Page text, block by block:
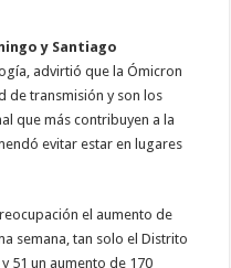
y Santiago
advirtió que la Ómicron
de transmisión y son los
que más contribuyen a la
evitar estar en lugares
el aumento de
semana, tan solo el Distrito
51 un aumento de 170